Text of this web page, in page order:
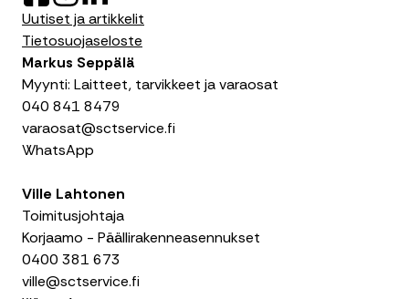
a
e
o
k
n
s
t
g
a
m
i
n
k
d
Uutiset ja artikkelit
Tietosuojaseloste
Markus Seppälä
Myynti: Laitteet, tarvikkeet ja varaosat
040 841 8479
varaosat@sctservice.fi
WhatsApp
Ville Lahtonen
Toimitusjohtaja
Korjaamo - Päällirakenneasennukset
0400 381 673
ville@sctservice.fi